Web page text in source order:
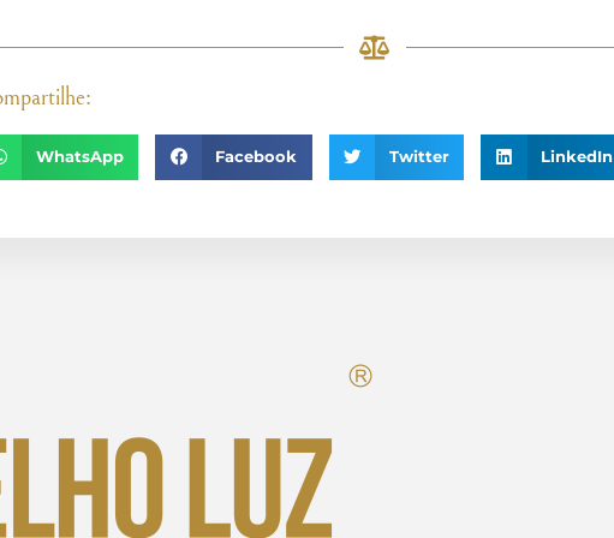
WhatsApp Facebook Twitter LinkedIn